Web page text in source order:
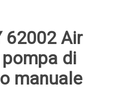
62002 Air
di
manuale